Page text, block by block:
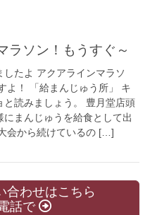
ラソン！もうすぐ～
したよ アクアラインマラソ
よ！ 「給まんじゅう所」 キ
と読みましょう。 豊月堂店頭
にまんじゅうを給食として出
会から続けているの […]
わせはこちら
話で